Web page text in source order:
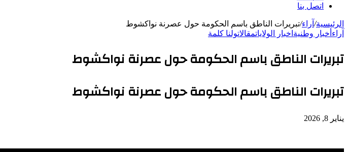
اتصل بنا
الرئيسية/ آراء/تبريرات الناطق باسم الحكومة حول عصرنة نواكشوط
آراء أخبار وطنية اخبار الولاياتمقالاتولنا كلمة
تبريرات الناطق باسم الحكومة حول عصرنة نواكشوط
تبريرات الناطق باسم الحكومة حول عصرنة نواكشوط
يناير 8, 2026